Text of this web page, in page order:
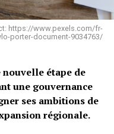
https://www.pexels.com/fr-
porter-document-9034763/
nouvelle étape de
une gouvernance
ses ambitions de
régionale.